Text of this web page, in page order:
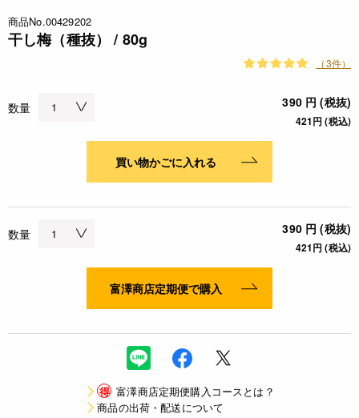
商品No.00429202
干し梅（種抜） / 80g
（3件）
数量 390 円 (税抜)
421円 (税込)
買い物かごに入れる
数量 390 円 (税抜)
421円 (税込)
富澤商店定期便で購入
得 富澤商店定期便購入コースとは？
商品の出荷・配送について